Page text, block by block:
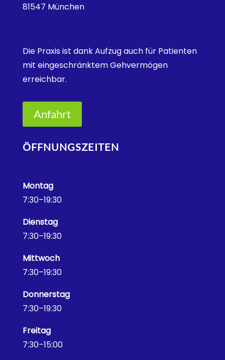
81547 München
Die Praxis ist dank Aufzug auch für Patienten
mit eingeschränktem Gehvermögen
erreichbar.
Anfahrt
ÖFFNUNGSZEITEN
Montag
7:30–19:30
Dienstag
7:30–19:30
Mittwoch
7:30–19:30
Donnerstag
7:30–19:30
Freitag
7:30–15:00